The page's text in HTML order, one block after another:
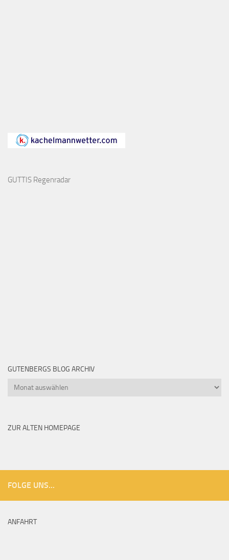
GUTTIS Regenradar
GUTENBERGS BLOG ARCHIV
Gutenbergs
ZUR ALTEN HOMEPAGE
FOLGE UNS...
ANFAHRT